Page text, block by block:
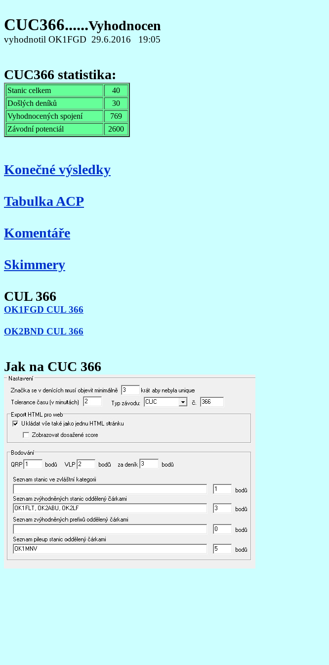
CUC366......Vyhodnocen
vyhodnotil OK1FGD 29.6.2016 19:05
CUC366 statistika:
Stanic celkem
40
Došlých deníků
30
Vyhodnocených spojení
769
Závodní potenciál
2600
Konečné výsledky
Tabulka ACP
Komentáře
Skimmery
CUL 366
OK1FGD CUL 366
OK2BND CUL 366
Jak na CUC 366